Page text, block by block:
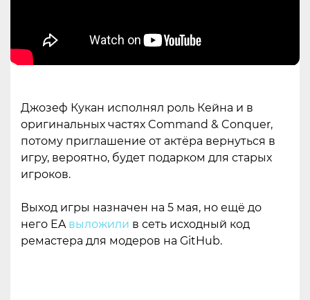
Джозеф Кукан исполнял роль Кейна и в
оригинальных частях Command & Conquer,
потому приглашение от актёра вернуться в
игру, вероятно, будет подарком для старых
игроков.
Выход игры назначен на 5 мая, но ещё до
него EA выложили в сеть исходный код
ремастера для модеров на GitHub.